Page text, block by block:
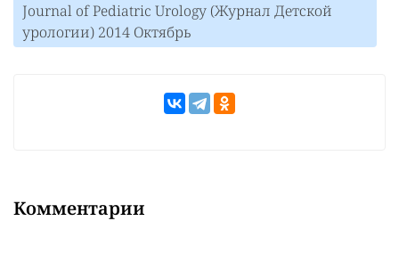
Journal of Pediatric Urology (Журнал Детской
урологии) 2014 Октябрь
Комментарии